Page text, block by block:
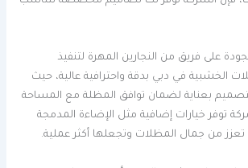
على فريق من النجارين المهرة لتنفيذ
الخشبية في دبي بدقة واحترافية عالية، حيث
بعناية لضمان توافق المظلة مع المساحة
توفر خيارات إضافية مثل الإضاءة المدمجة
تعزز من جمال المظلات وتجعلها أكثر عملية.